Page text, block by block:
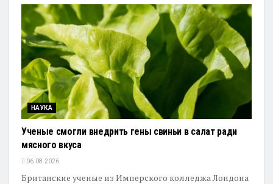
НАУКА
Ученые смогли внедрить гены свиньи в салат ради
мясного вкуса
06.08.2026
Британские ученые из Имперского колледжа Лондона